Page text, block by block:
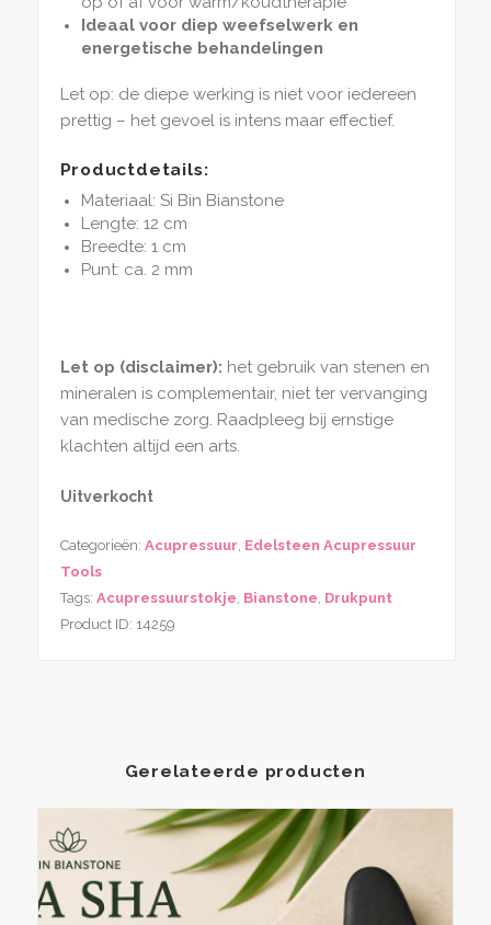
Ideaal voor diep weefselwerk en
energetische behandelingen
Let op: de diepe werking is niet voor iedereen
prettig – het gevoel is intens maar effectief.
Productdetails:
Materiaal: Si Bin Bianstone
Lengte: 12 cm
Breedte: 1 cm
Punt: ca. 2 mm
Let op (disclaimer): het gebruik van stenen en
mineralen is complementair, niet ter vervanging
van medische zorg. Raadpleeg bij ernstige
klachten altijd een arts.
Uitverkocht
Categorieën: Acupressuur, Edelsteen Acupressuur
Tools
Tags: Acupressuurstokje, Bianstone, Drukpunt
Product ID: 14259
Gerelateerde producten